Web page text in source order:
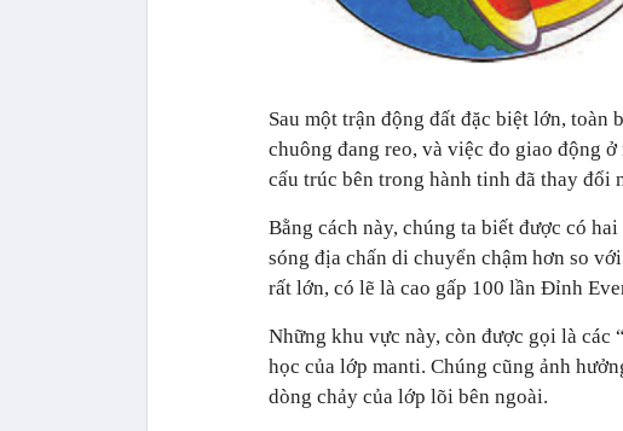
Sau một trận động đất đặc biệt lớn,
chuông đang reo, và việc đo giao động
cấu trúc bên trong hành tinh đã thay đổi
Bằng cách này, chúng ta biết được có
sóng địa chấn di chuyển chậm hơn so
rất lớn, có lẽ là cao gấp 100 lần Đỉnh
Những khu vực này, còn được gọi là các
học của lớp manti. Chúng cũng ảnh
dòng chảy của lớp lõi bên ngoài.